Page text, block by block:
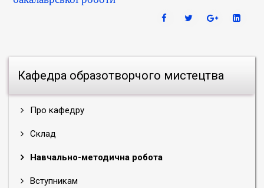
Кафедра образотворчого мистецтва
Про кафедру
Склад
Навчально-методична робота
Вступникам